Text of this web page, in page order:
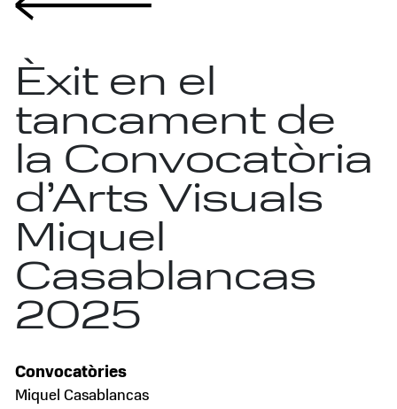
Èxit en el
tancament de
la Convocatòria
d’Arts Visuals
Miquel
Casablancas
2025
Convocatòries
Miquel Casablancas